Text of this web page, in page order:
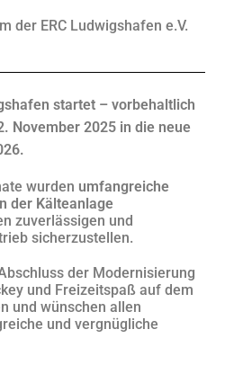
der ERC Ludwigshafen e.V.
startet – vorbehaltlich
. November 2025 in die neue
.
wurden umfangreiche
der Kälteanlage
zuverlässigen und
sicherzustellen.
der Modernisierung
und Freizeitspaß auf dem
und wünschen allen
und vergnügliche